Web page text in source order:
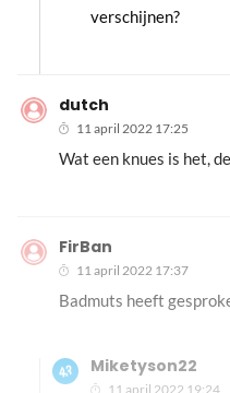
verschijnen?
dutch
11 april 2022 17:25
Wat een knues is het,
FirBan
11 april 2022 17:37
Badmuts heeft
Miketyson22
11 april 2022 19:24